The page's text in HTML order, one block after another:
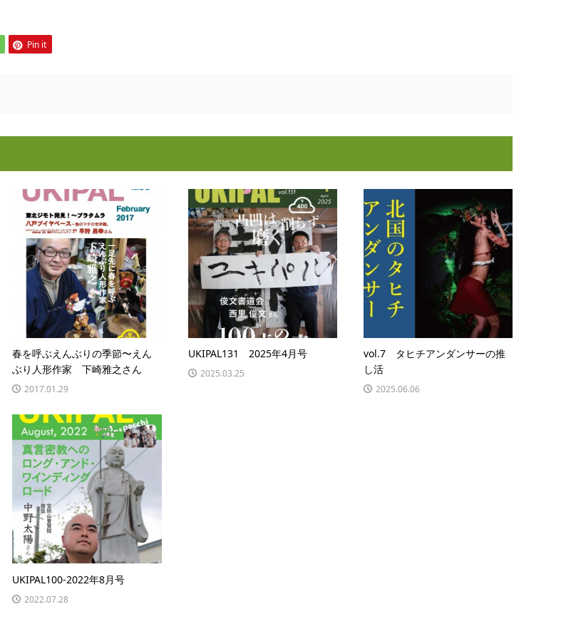
Pin it
春を呼ぶえんぶりの季節〜えん
ぶり人形作家 下崎雅之さん
2017.01.29
UKIPAL131 2025年4月号
2025.03.25
vol.7 タヒチアンダンサーの推
し活
2025.06.06
UKIPAL100-2022年8月号
2022.07.28